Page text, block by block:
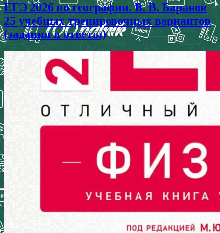
ЕГЭ 2026 по географии. В. В. Баранов
25 учебных тренировочных вариантов
(задания и ответы)